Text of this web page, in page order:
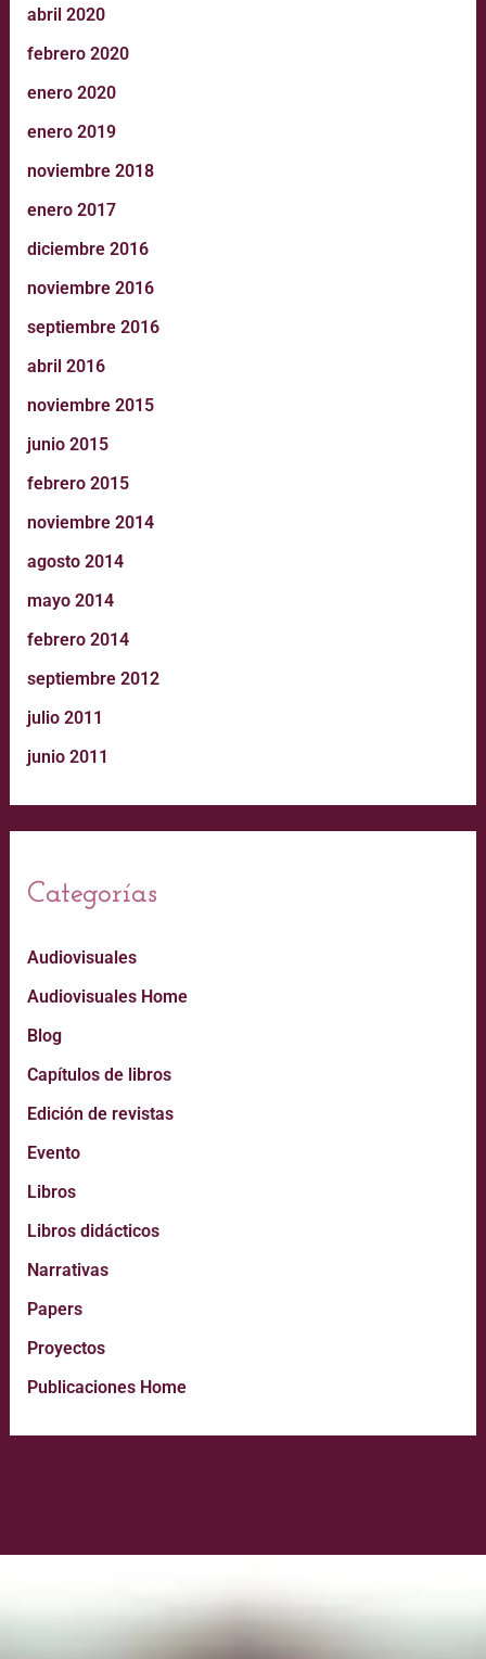
abril 2020
febrero 2020
enero 2020
enero 2019
noviembre 2018
enero 2017
diciembre 2016
noviembre 2016
septiembre 2016
abril 2016
noviembre 2015
junio 2015
febrero 2015
noviembre 2014
agosto 2014
mayo 2014
febrero 2014
septiembre 2012
julio 2011
junio 2011
Categorías
Audiovisuales
Audiovisuales Home
Blog
Capítulos de libros
Edición de revistas
Evento
Libros
Libros didácticos
Narrativas
Papers
Proyectos
Publicaciones Home